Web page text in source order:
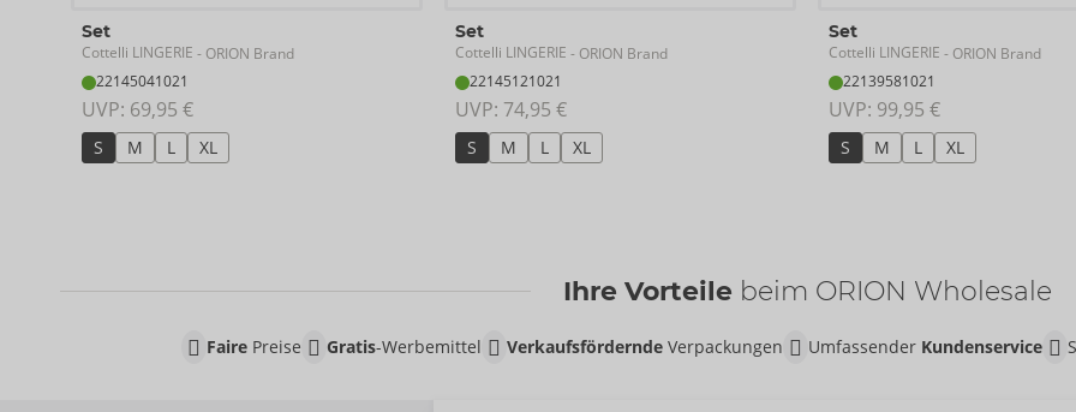
Set
Cottelli LINGERIE - ORION Brand
22145041021
UVP: 69,95 €
S M L XL
Set
Cottelli LINGERIE - ORION Brand
22145121021
UVP: 74,95 €
S M L XL
Set
Cottelli LINGERIE - ORION Brand
22139581021
UVP: 99,95 €
S M L XL
Ihre Vorteile beim ORION Wholesale
FairePreise Gratis-Werbemittel VerkaufsförderndeVerpackungen Umfassender Kundenservice